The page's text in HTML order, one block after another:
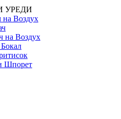
УРЕДИ
на Воздух
на Воздух
Шпорет